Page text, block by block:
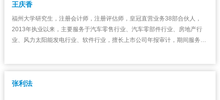
王庆香
福州大学研究生，注册会计师，注册评估师，皇冠直营业务38部合伙人，
2013年执业以来，主要服务于汽车零售行业、汽车零部件行业、房地产行
业、风力太阳能发电行业、软件行业，擅长上市公司年报审计，期间服务于
张利法